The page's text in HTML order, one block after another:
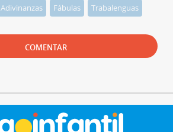
Adivinanzas Fábulas Trabalenguas
COMENTAR